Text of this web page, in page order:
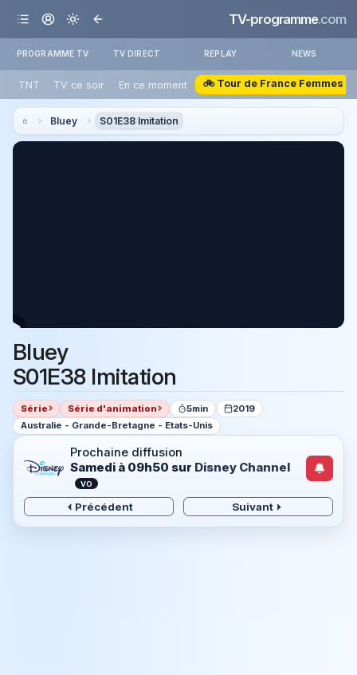
TV-programme.com
PROGRAMME TV TV DIRECT REPLAY NEWS
TNT TV ce soir En ce moment 🚲 Tour de France Femmes
Bluey S01E38 Imitation
Bluey
S01E38 Imitation
Série Série d'animation 5min
2019
Australie - Grande-Bretagne - Etats-Unis
Prochaine diffusion
Samedi à 09h50 sur Disney Channel
VO
Précédent Suivant